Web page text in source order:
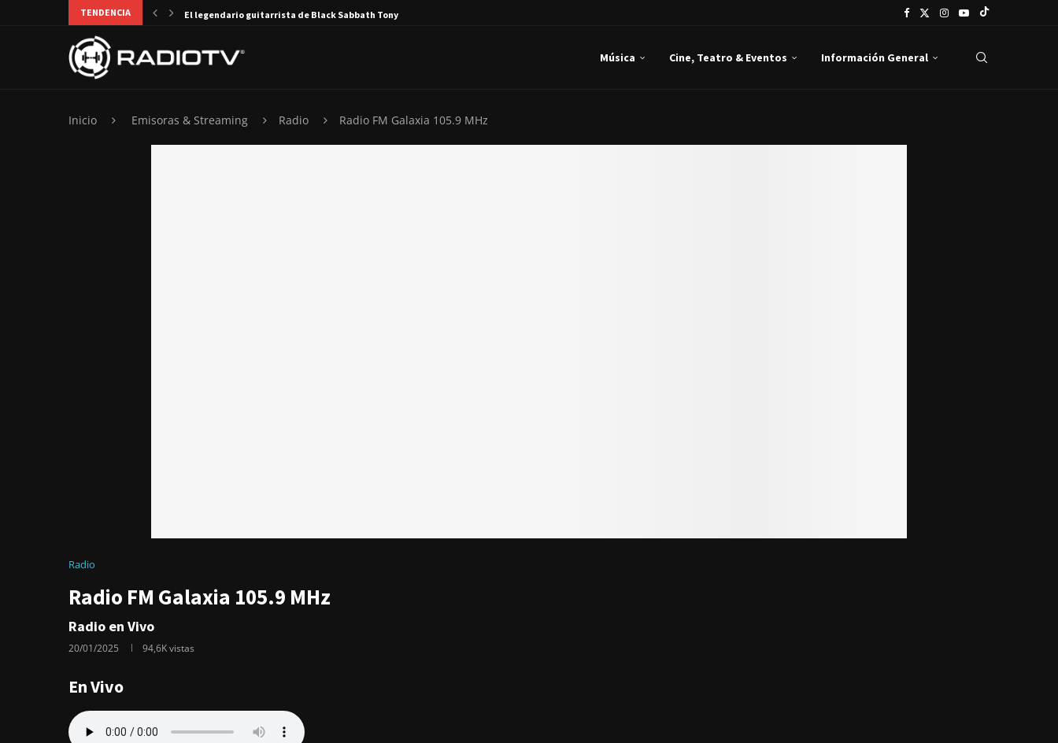
TENDENCIA El legendario guitarrista de Black Sabbath Tony Iommi...
Música Cine, Teatro & Eventos Información General
Inicio Emisoras & Streaming Radio Radio FM Galaxia 105.9 MHz
Radio
Radio FM Galaxia 105.9 MHz
Radio en Vivo
20/01/2025 94,6Kvistas
En Vivo